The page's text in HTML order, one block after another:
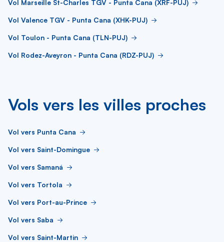
Vol Marseille St-Charles TGV - Punta Cana (XRF-PUJ)
Vol Valence TGV - Punta Cana (XHK-PUJ)
Vol Toulon - Punta Cana (TLN-PUJ)
Vol Rodez-Aveyron - Punta Cana (RDZ-PUJ)
Vols vers les villes proches
Vol vers Punta Cana
Vol vers Saint-Domingue
Vol vers Samaná
Vol vers Tortola
Vol vers Port-au-Prince
Vol vers Saba
Vol vers Saint-Martin